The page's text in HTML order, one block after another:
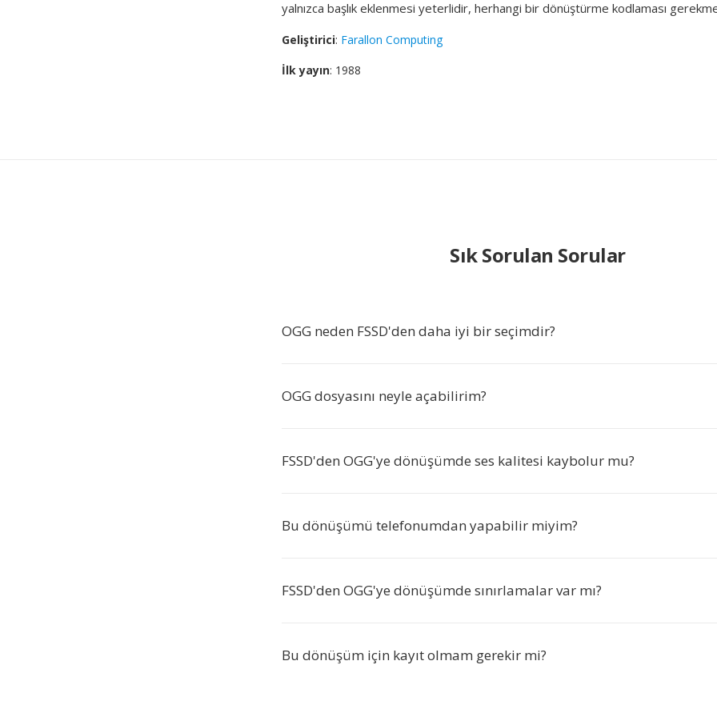
yalnızca başlık eklenmesi yeterlidir, herhangi bir dönüştürme kodlaması
Geliştirici: Farallon Computing
İlk yayın: 1988
Sık Sorulan Sorular
OGG neden FSSD'den daha iyi bir seçimdir?
OGG dosyasını neyle açabilirim?
FSSD'den OGG'ye dönüşümde ses kalitesi kaybolur mu?
Bu dönüşümü telefonumdan yapabilir miyim?
FSSD'den OGG'ye dönüşümde sınırlamalar var mı?
Bu dönüşüm için kayıt olmam gerekir mi?